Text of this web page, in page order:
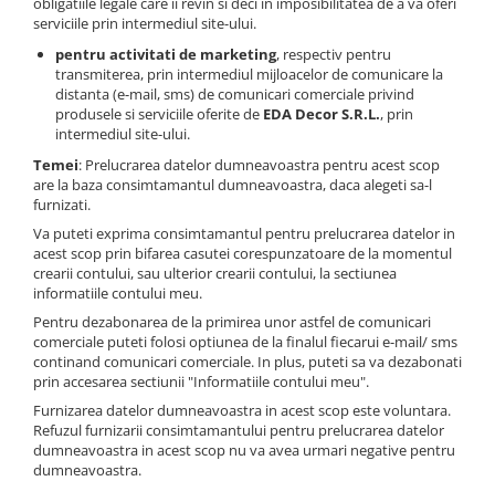
serviciile prin intermediul site-ului.
pentru activitati de marketing, respectiv pentru
transmiterea, prin intermediul mijloacelor de comunicare la
distanta (e-mail, sms) de comunicari comerciale privind
produsele si serviciile oferite de EDA Decor S.R.L., prin
intermediul site-ului.
Temei: Prelucrarea datelor dumneavoastra pentru acest scop
are la baza consimtamantul dumneavoastra, daca alegeti sa-l
furnizati.
Va puteti exprima consimtamantul pentru prelucrarea datelor in
acest scop prin bifarea casutei corespunzatoare de la momentul
crearii contului, sau ulterior crearii contului, la sectiunea
informatiile contului meu.
Pentru dezabonarea de la primirea unor astfel de comunicari
comerciale puteti folosi optiunea de la finalul fiecarui e-mail/ sms
continand comunicari comerciale. In plus, puteti sa va dezabonati
prin accesarea sectiunii "Informatiile contului meu".
Furnizarea datelor dumneavoastra in acest scop este voluntara.
Refuzul furnizarii consimtamantului pentru prelucrarea datelor
dumneavoastra in acest scop nu va avea urmari negative pentru
dumneavoastra.